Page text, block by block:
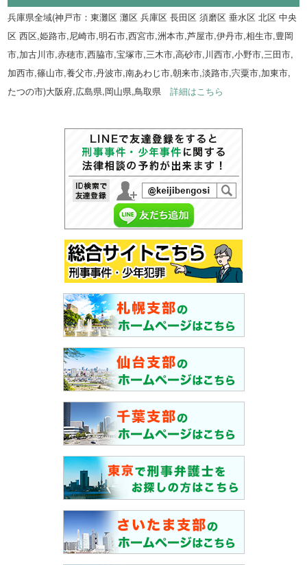
兵庫県全域(神戸市：東灘区 灘区 兵庫区 長田区 須磨区 垂水区 北区 中央
区 西区,姫路市,尼崎市,明石市,西宮市,洲本市,芦屋市,伊丹市,相生市,豊岡
市,加古川市,赤穂市,西脇市,宝塚市,三木市,高砂市,川西市,小野市,三田市,
加西市,篠山市,養父市,丹波市,南あわじ市,朝来市,淡路市,宍粟市,加東市,
たつの市)大阪府,広島県,岡山県,鳥取県詳細はこちら